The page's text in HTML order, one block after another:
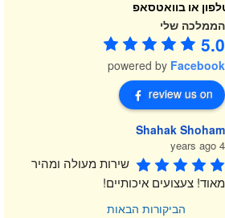
או בוואטסאפ
הממלכה שלי
5.0
powered by Facebook
review us on
Shahak Shoham
4 years ago
מאוד! צעצועים איכותיים!
הביקורות הבאות